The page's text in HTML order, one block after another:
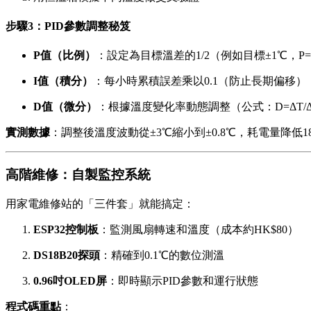
步驟3：PID參數調整秘笈
P值（比例） ：設定為目標溫差的1/2（例如目標±1℃，
I值（積分） ：每小時累積誤差乘以0.1（防止長期偏移）
D值（微分） ：根據溫度變化率動態調整（公式：D=ΔT/
實測數據 ：調整後溫度波動從±3℃縮小到±0.8℃，耗電量降低
高階維修：自製監控系統
用家電維修站的「三件套」就能搞定：
ESP32控制板 ：監測風扇轉速和溫度（成本約HK$80）
DS18B20探頭 ：精確到0.1℃的數位測溫
0.96吋OLED屏 ：即時顯示PID參數和運行狀態
程式碼重點：